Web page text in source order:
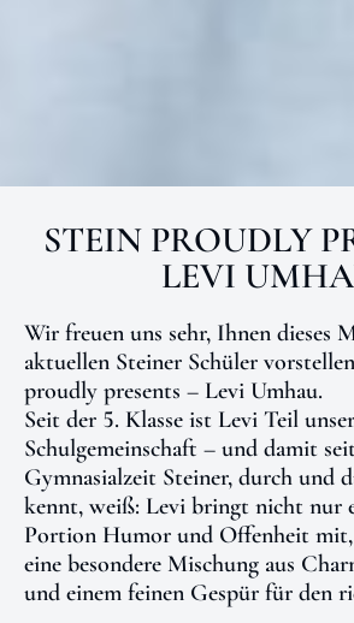
STEIN PROUDLY
LEVI
Wir freuen uns sehr, Ihnen dieses
aktuellen Steiner Schüler
proudly presents – Levi Umhau.
Seit der 5. Klasse ist Levi Teil
Schulgemeinschaft – und damit
Gymnasialzeit Steiner, durch und
kennt, weiß: Levi bringt nicht nur
Portion Humor und Offenheit mit,
eine besondere Mischung aus
und einem feinen Gespür für den